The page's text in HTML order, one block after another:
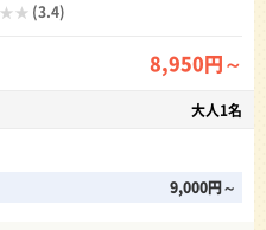
(3.4)
8,950円～
大人1名
9,000円～